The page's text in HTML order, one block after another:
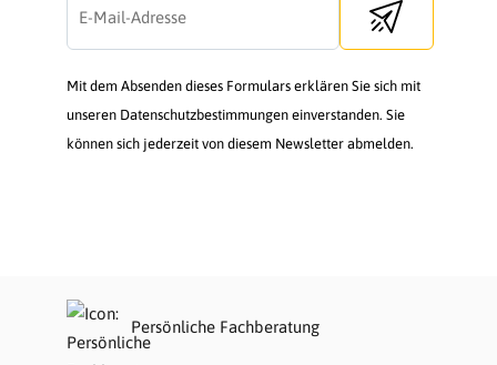
Send newsletter
Mit dem Absenden dieses Formulars erklären Sie sich mit
unseren Datenschutzbestimmungen einverstanden. Sie
können sich jederzeit von diesem Newsletter abmelden.
Persönliche Fachberatung